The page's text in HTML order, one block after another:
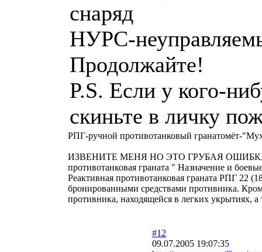
снаряд
НУРС-
Продолжайте!
P.S. Если у кого-
скиньте в личку
РПГ-ручной противотанковый гранатомёт-
ИЗВЕНИТЕ МЕНЯ НО ЭТО ГРУБАЯ
противотанковая граната " Назначение и
Реактивная противотанковая граната РПГ 22
бронированными средствами противника.
противника, находящейся в легких укрытиях,
#12
09.07.2005 19:07:35